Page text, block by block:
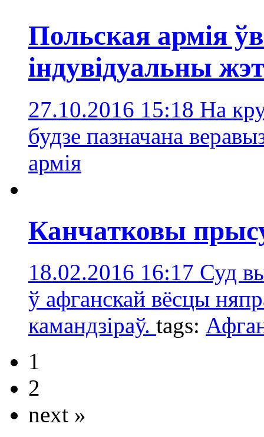
Польская армія
індувідуальны
27.10.2016 15:18 На
будзе пазначана
армія
Канчатковы
18.02.2016 16:17 Суд
ў афганскай вёсцы
камандзіраў. tags:
1
2
next »